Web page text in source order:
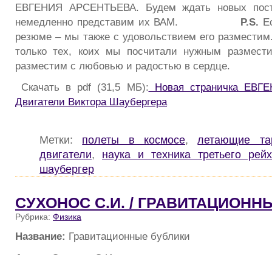
ЕВГЕНИЯ АРСЕНТЬЕВА. Будем ждать новых
немедленно представим их ВАМ.
P.S.
резюме – мы также с удовольствием его
только тех, коих мы посчитали нужным
разместим с любовью и радостью в сердце.
Скачать в pdf (31,5 МБ): Новая страничка
Двигатели Виктора Шаубергера
Метки: полеты в космосе,летающие
двигатели, наука и техника третьего
шаубергер
СУХОНОС С.И. /
Рубрика: Физика
Название: Гравитационные бублики